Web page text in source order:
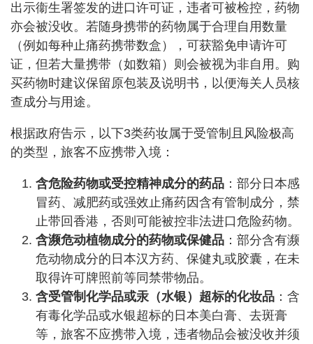
出示衞生署签发的进口许可证，违者可被检控，药物
亦会被没收。若随身携带的药物属于合理自用数量
（例如每种止痛药携带数盒），可获豁免申请许可
证，但若大量携带（如数箱）则会被视为非自用。购
买药物时建议保留原包装及说明书，以便海关人员核
查成分与用途。
根据政府告示，以下3类药妆属于受管制且风险极高
的类型，旅客不应携带入境：
含危险药物或受控精神成分的药品 ：部分日本感
冒药、减肥药或强效止痛药因含有管制成分，禁
止带回香港，否则可能被控非法进口危险药物。
含濒危动植物成分的药物或保健品 ：部分含有濒
危动物成分的日本汉方药、保健丸或胶囊，在未
取得许可牌照前等同禁带物品。
含受管制化学品或汞（水银）超标的化妆品 ：含
有毒化学品或水银超标的日本美白膏、去斑膏
等，旅客不应携带入境，违者物品会被没收并须